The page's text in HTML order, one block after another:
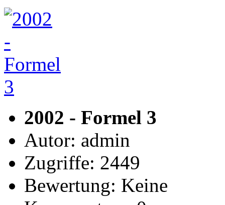
2002 - Formel 3
Autor: admin
Zugriffe: 2449
Bewertung: Keine